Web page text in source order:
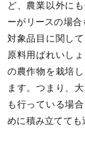
ど、農業以外に
ーがリースの場合
対象品目に関し
原料用ばれいし
の農作物を栽培
ます。つまり、
も行っている場
めに積み立てても